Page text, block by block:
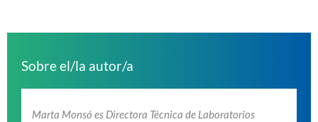
Sobre el/la autor/a
Marta Monsó es Directora Técnica de Laboratorios